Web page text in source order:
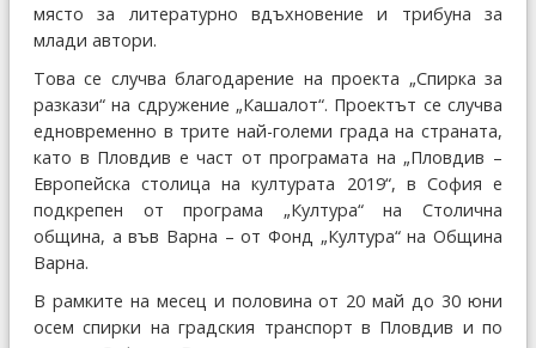
място за литературно вдъхновение и трибуна за
млади автори.
Това се случва благодарение на проекта „Спирка за
разкази“ на сдружение „Кашалот“. Проектът се случва
едновременно в трите най-големи града на страната,
като в Пловдив е част от програмата на „Пловдив –
Европейска столица на културата 2019“, в София е
подкрепен от програма „Култура“ на Столична
община, а във Варна – от Фонд „Култура“ на Община
Варна.
В рамките на месец и половина от 20 май до 30 юни
осем спирки на градския транспорт в Пловдив и по